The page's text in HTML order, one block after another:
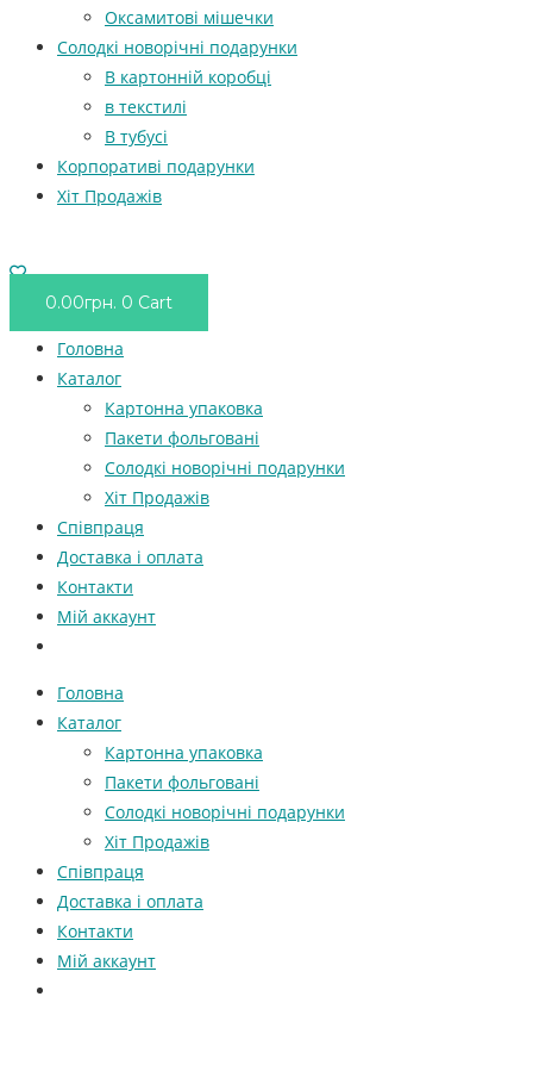
Оксамитові мішечки
Солодкі новорічні подарунки
В картонній коробці
в текстилі
В тубусі
Корпоративі подарунки
Хіт Продажів
0.00грн. 0 Cart
Головна
Каталог
Картонна упаковка
Пакети фольговані
Солодкі новорічні подарунки
Хіт Продажів
Співпраця
Доставка і оплата
Контакти
Мій аккаунт
Головна
Каталог
Картонна упаковка
Пакети фольговані
Солодкі новорічні подарунки
Хіт Продажів
Співпраця
Доставка і оплата
Контакти
Мій аккаунт